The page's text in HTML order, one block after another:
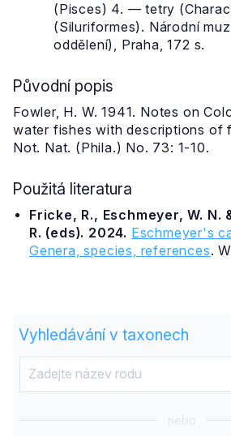
(Pisces) 4. — tetry
(Siluriformes). Národní
oddělení), Praha, 172 s.
Původní popis
Fowler, H. W. 1941. Notes on
water fishes with descriptions of
Not. Nat. (Phila.) No. 73: 1-10.
Použitá literatura
Fricke, R., Eschmeyer, W. N.
R. (eds). 2024. Eschmeyer's
Genera, species, references.
Vyhledávání v taxonech
nebo